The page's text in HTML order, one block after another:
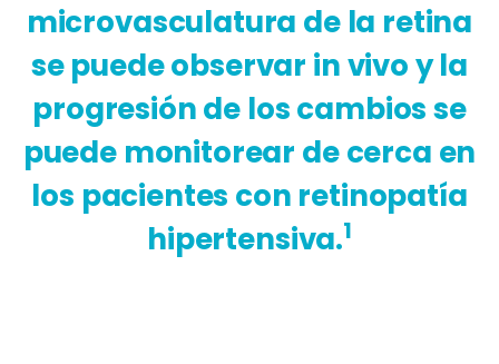
microvasculatura de la retina
se puede observar in vivo y la
progresión de los cambios se
puede monitorear de cerca en
los pacientes con retinopatía
hipertensiva.1